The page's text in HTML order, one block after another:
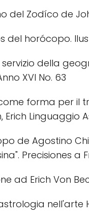
del Zodíco de
del horócopo.
della
XVI No. 63
forma per il
Erich Linguaggio
de Agostino
Precisiones a
ad Erich Von
nell'arte